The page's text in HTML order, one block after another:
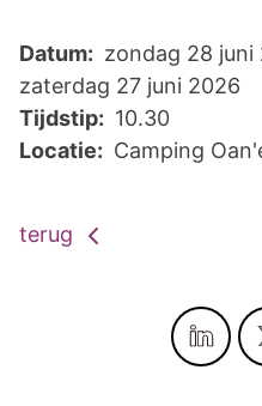
Datum: zondag 28 juni
zaterdag 27 juni 2026
Tijdstip: 10.30
Locatie: Camping
terug